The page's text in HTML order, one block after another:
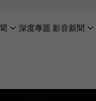
深度專題 影音新聞